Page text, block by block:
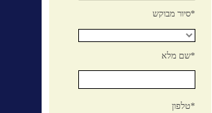
סיור מבוקש*
שם מלא*
טלפון*